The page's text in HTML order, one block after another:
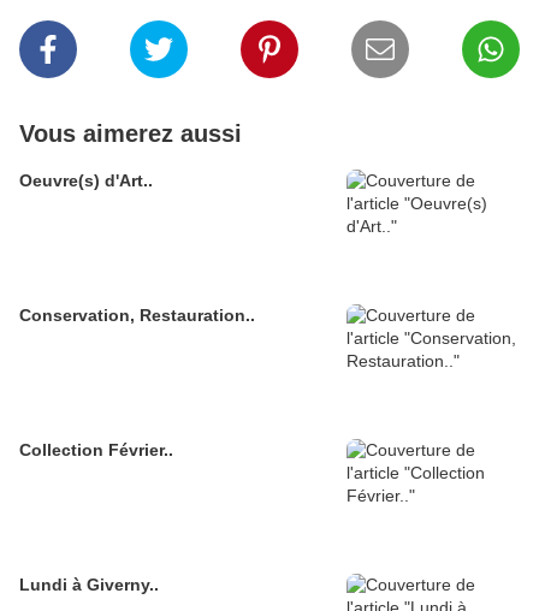
Vous aimerez aussi
Oeuvre(s) d'Art..
Conservation, Restauration..
Collection Février..
Lundi à Giverny..